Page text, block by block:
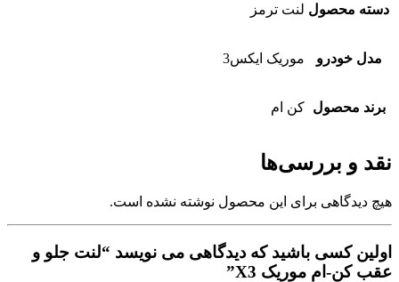
دسته محصول لنت ترمز
مدل خودرو موریک ایکس3
برند محصول کن ام
نقد و بررسی‌ها
هیچ دیدگاهی برای این محصول نوشته نشده است.
اولین کسی باشید که دیدگاهی می نویسد “لنت جلو و
عقب کن-ام موریک X3”